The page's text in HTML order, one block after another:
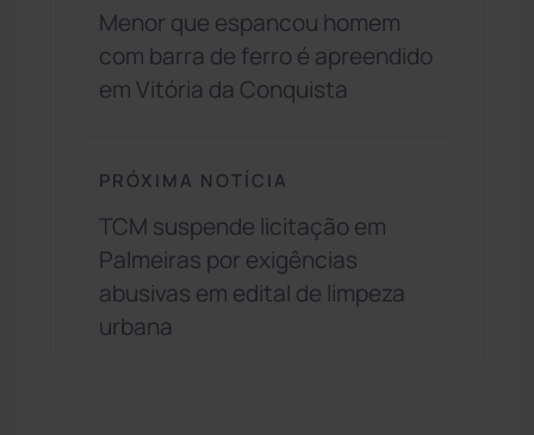
Menor que espancou homem
com barra de ferro é apreendido
em Vitória da Conquista
PRÓXIMA NOTÍCIA
TCM suspende licitação em
Palmeiras por exigências
abusivas em edital de limpeza
urbana